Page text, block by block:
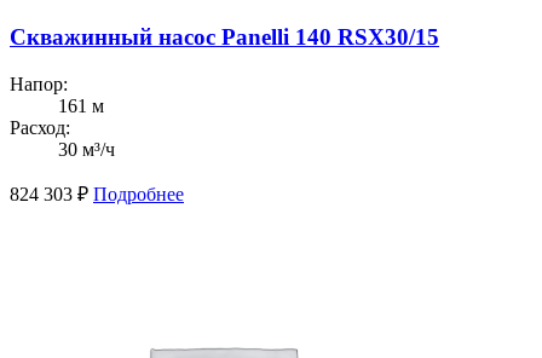
Скважинный насос Panelli 140 RSX30/15
Напор:
161 м
Расход:
30 м³/ч
824 303 ₽ Подробнее